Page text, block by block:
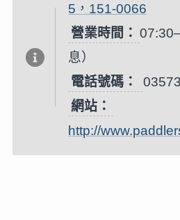
5，151-0066
營業時間：
息）
電話號碼：
網站：
http://